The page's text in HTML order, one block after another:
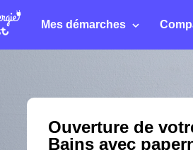
Mes démarches